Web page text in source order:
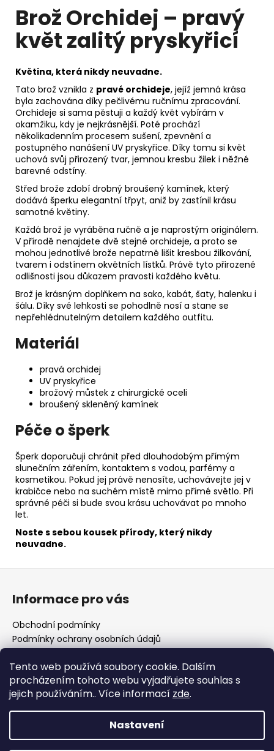
Tento web používá soubory cookie. Dalším
procházením tohoto webu vyjadřujete souhlas s
jejich používáním.. Více informací zde.
Nastavení
Brož Orchidej – pravý
květ zalitý pryskyřicí
Květina, která nikdy neuvadne.
Tato brož vznikla z pravé orchideje, jejíž jemná krása
byla zachována díky pečlivému ručnímu zpracování.
Orchideje si sama pěstuji a každý květ vybírám v
okamžiku, kdy je nejkrásnější. Poté prochází
několikadenním procesem sušení, zpevnění a
postupného nanášení UV pryskyřice. Díky tomu si květ
uchová svůj přirozený tvar, jemnou kresbu žilek i něžné
barevné odstíny.
Střed brože zdobí drobný broušený kamínek, který
dodává šperku elegantní třpyt, aniž by zastínil krásu
samotné květiny.
Každá brož je vyráběna ručně a je naprostým originálem.
V přírodě nenajdete dvě stejné orchideje, a proto se
mohou jednotlivé brože nepatrně lišit kresbou žilkování,
tvarem i odstínem okvětních lístků. Právě tyto přirozené
odlišnosti jsou důkazem pravosti každého květu.
Brož je krásným doplňkem na sako, kabát, šaty, halenku i
šálu. Díky své lehkosti se pohodlně nosí a stane se
nepřehlédnutelným detailem každého outfitu.
Materiál
pravá orchidej
UV pryskyřice
brožový můstek z chirurgické oceli
broušený skleněný kamínek
Péče o šperk
Šperk doporučuji chránit před dlouhodobým přímým
slunečním zářením, kontaktem s vodou, parfémy a
kosmetikou. Pokud jej právě nenosíte, uchovávejte jej v
krabičce nebo na suchém místě mimo přímé světlo. Při
správné péči si bude svou krásu uchovávat po mnoho
let.
Noste s sebou kousek přírody, který nikdy
neuvadne.
Z
t
í
Informace pro vás
Obchodní podmínky
Podmínky ochrany osobních údajů
Kontakty
Blog
České puncovní značky